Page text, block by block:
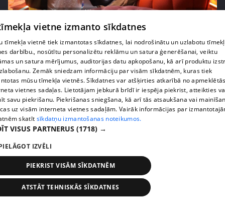
pirms 2 mēnešiem, 4 nedēļām 00:07:20
Vai pasaules krīzes ietekmē lēmumu par bērnu
radīšanu?
14. epizode
Grila sezonā lieliski iespējams ievērot veselīga
vietne izmanto sīkdatnes
tīmekļa vietnē tiek izmantotas sīkdatnes, lai nodrošinātu un uzlabotu
darbību., nosūtītu personalizētu reklāmu un satura ģenerēšanai, veiktu
un satura mērījumus, auditorijas datu apkopošanu, kā arī produktu
Zemāk sniedzam informāciju par visām sīkdatnēm, kuras tiek
mūsu tīmekļa vietnēs. Sīkdatnes var atšķirties atkarībā no
vietnes sadaļas. Lietotājam jebkurā brīdī ir iespēja piekrist, atteikties
savu piekrišanu. Piekrišanas sniegšana, kā arī tās atsaukšana vai
uz visām interneta vietnes sadaļām. Vairāk informācijas par
skatīt sīkdatņu izmantošanas noteikumos.
VISUS PARTNERUS (1718) →
IZVĒLI
PIEKRIST VISĀM SĪKDATNĒM
ATSTĀT TEHNISKĀS SĪKDATNES